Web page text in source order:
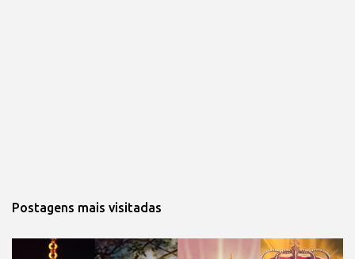
Postagens mais visitadas